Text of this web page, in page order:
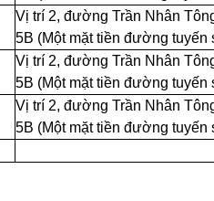
Vị trí 2, đường Trần Nhân
5B (Một mặt tiền đường tuyến
Vị trí 2, đường Trần Nhân
5B (Một mặt tiền đường tuyến
Vị trí 2, đường Trần Nhân
5B (Một mặt tiền đường tuyến